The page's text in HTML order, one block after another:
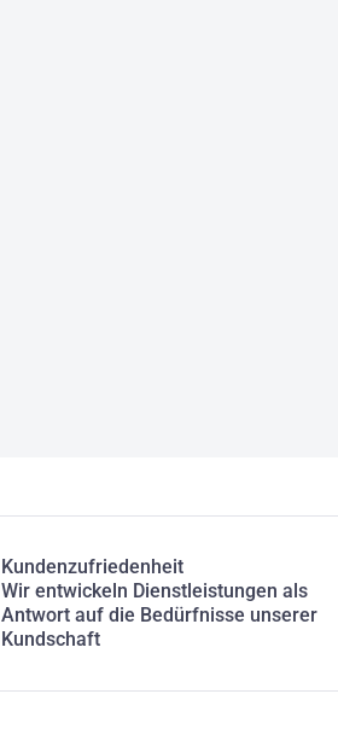
Kundenzufriedenheit
Wir entwickeln Dienstleistungen als
Antwort auf die Bedürfnisse unserer
Kundschaft